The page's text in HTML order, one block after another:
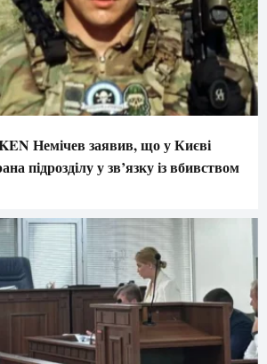
Немічев заявив, що у Києві
підрозділу у зв’язку із вбивством